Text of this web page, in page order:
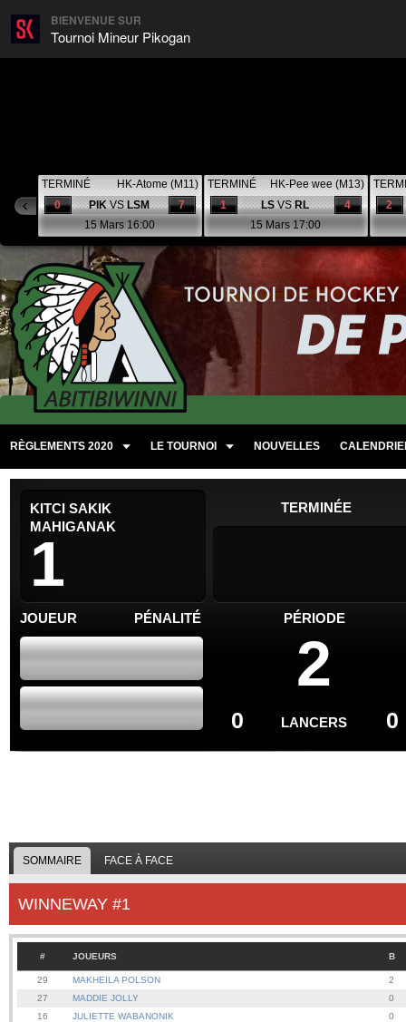
BIENVENUE SUR
Tournoi Mineur Pikogan
TERMINÉ
HK-Atome (M11)
7
0 PIKVSLSM
15 Mars 16:00
TERMINÉ
HK-Pee wee (M13)
4
1 LSVSRL
15 Mars 17:00
2
RÈGLEMENTS 2020 LE TOURNOI NOUVELLES
KITCI SAKIK
MAHIGANAK
1
TERMINÉE
JOUEUR PÉNALITÉ PÉRIODE
2
LANCERS
0 0
SOMMAIRE FACE À FACE
WINNEWAY #1
# JOUEURS B
29 MAKHEILA POLSON
2
27
MADDIE JOLLY
0
16
JULIETTE WABANONIK
0